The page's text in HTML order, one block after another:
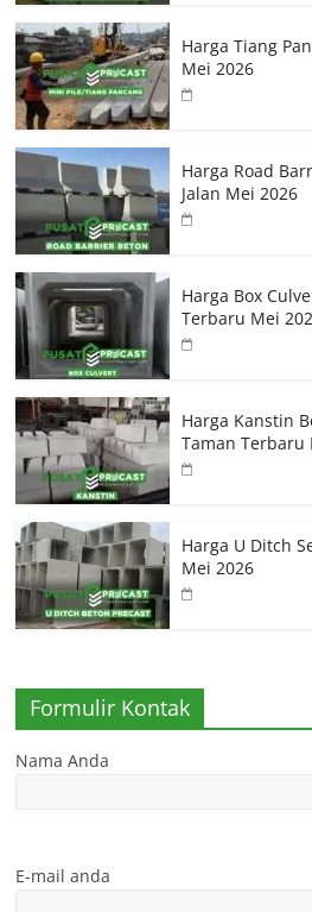
Harga Tiang
Mei 2026
Harga Road
Jalan Mei 2026
Harga Box
Terbaru Mei
Harga Kanstin
Taman Terbaru
Harga U Ditch
Mei 2026
Formulir Kontak
Nama Anda
E-mail anda